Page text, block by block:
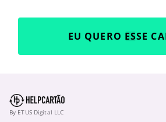
EU QUERO ESSE
By ETUS Digital LLC